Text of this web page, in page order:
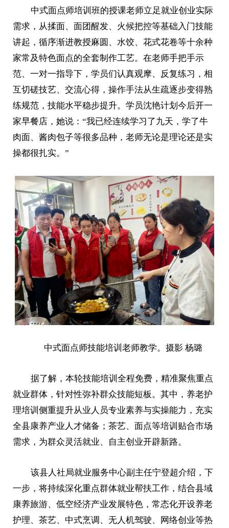
中式面点师培训班的授课老师立足就业创业实际
需求，从揉面、面团醒发、火候把控等基础入门技能
讲起，循序渐进教授麻圆、水饺、花式花卷等十余种
家常及特色面点的全套制作工艺。在老师手把手示
范、一对一指导下，学员们认真观摩、反复练习，相
互切磋技艺、交流心得，操作手法从生疏逐步变得熟
练规范，技能水平稳步提升。学员沈艳计划今后开一
家早餐店，她说：“我已经连续学习了九天，学了牛
肉面、酱肉包子等很多品种，老师无论是理论还是实
操都很扎实。”
中式面点师技能培训老师教学。摄影 杨璐
据了解，本轮技能培训全程免费，精准聚焦重点
就业群体，针对性弥补群众技能短板。其中，养老护
理培训侧重提升从业人员专业素养与实操能力，充实
全县康养产业人才储备；茶艺、面点等培训贴合市场
需求，为群众灵活就业、自主创业开辟新路。
该县人社局就业服务中心副主任宁登超介绍，下
一步，将持续深化重点群体就业帮扶工作，结合县域
康养旅游、低空经济产业发展特色，常态化开设养老
护理、茶艺、中式烹调、无人机驾驶、网络创业等热